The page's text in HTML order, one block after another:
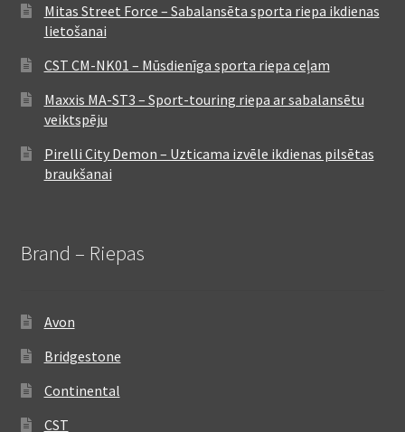
Mitas Street Force – Sabalansēta sporta riepa ikdienas
lietošanai
CST CM-NK01 – Mūsdienīga sporta riepa ceļam
Maxxis MA-ST3 – Sport-touring riepa ar sabalansētu
veiktspēju
Pirelli City Demon – Uzticama izvēle ikdienas pilsētas
braukšanai
Brand – Riepas
Avon
Bridgestone
Continental
CST